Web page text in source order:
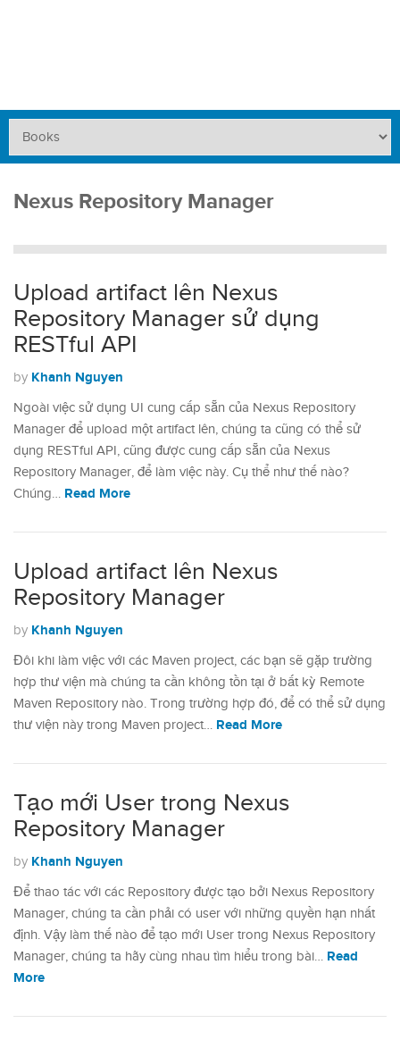
Nexus Repository Manager
Upload artifact lên Nexus
Repository Manager sử dụng
RESTful API
by Khanh Nguyen
Ngoài việc sử dụng UI cung cấp sẵn của Nexus Repository
Manager để upload một artifact lên, chúng ta cũng có thể sử
dụng RESTful API, cũng được cung cấp sẵn của Nexus
Repository Manager, để làm việc này. Cụ thể như thế nào?
Chúng… Read More
Upload artifact lên Nexus
Repository Manager
by Khanh Nguyen
Đôi khi làm việc với các Maven project, các bạn sẽ gặp trường
hợp thư viện mà chúng ta cần không tồn tại ở bất kỳ Remote
Maven Repository nào. Trong trường hợp đó, để có thể sử dụng
thư viện này trong Maven project… Read More
Tạo mới User trong Nexus
Repository Manager
by Khanh Nguyen
Để thao tác với các Repository được tạo bởi Nexus Repository
Manager, chúng ta cần phải có user với những quyền hạn nhất
định. Vậy làm thế nào để tạo mới User trong Nexus Repository
Manager, chúng ta hãy cùng nhau tìm hiểu trong bài… Read
More